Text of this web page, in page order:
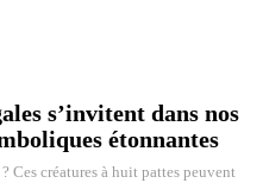
s’invitent dans nos
étonnantes
Ces créatures à huit pattes peuvent